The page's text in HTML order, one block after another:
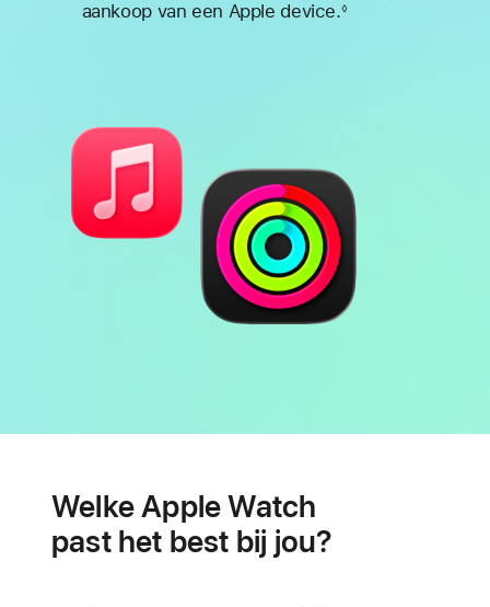
aankoop van een Apple device.◊
hartgezondheid
Welke Apple Watch
past het best bij jou?